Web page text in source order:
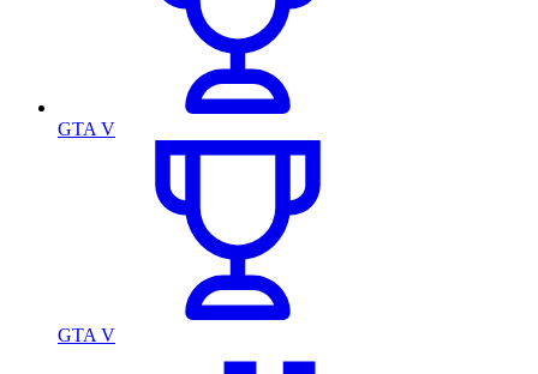
GTA V
GTA V